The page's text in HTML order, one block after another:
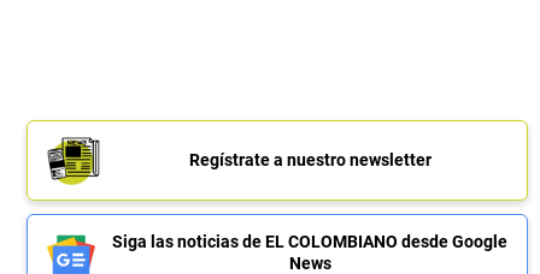
Regístrate a nuestro newsletter
Siga las noticias de EL COLOMBIANO desde Google
News